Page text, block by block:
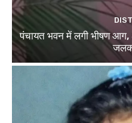
पंचायत भवन में लगी भीषण